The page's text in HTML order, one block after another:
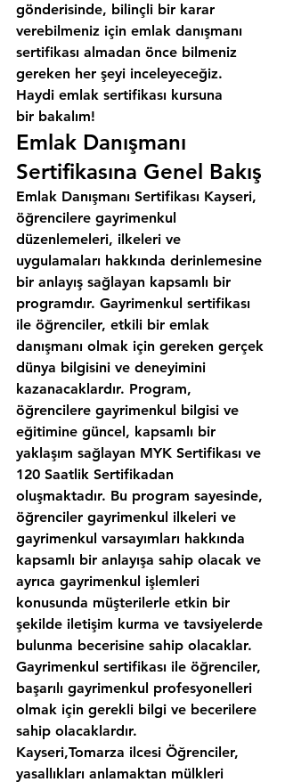
gönderisinde, bilinçli bir karar
verebilmeniz için emlak danışmanı
sertifikası almadan önce bilmeniz
gereken her şeyi inceleyeceğiz.
Haydi emlak sertifikası kursuna
bir bakalım!
Emlak Danışmanı
Sertifikasına Genel Bakış
Emlak Danışmanı Sertifikası Kayseri,
öğrencilere gayrimenkul
düzenlemeleri, ilkeleri ve
uygulamaları hakkında derinlemesine
bir anlayış sağlayan kapsamlı bir
programdır. Gayrimenkul sertifikası
ile öğrenciler, etkili bir emlak
danışmanı olmak için gereken gerçek
dünya bilgisini ve deneyimini
kazanacaklardır. Program,
öğrencilere gayrimenkul bilgisi ve
eğitimine güncel, kapsamlı bir
yaklaşım sağlayan MYK Sertifikası ve
120 Saatlik Sertifikadan
oluşmaktadır. Bu program sayesinde,
öğrenciler gayrimenkul ilkeleri ve
gayrimenkul varsayımları hakkında
kapsamlı bir anlayışa sahip olacak ve
ayrıca gayrimenkul işlemleri
konusunda müşterilerle etkin bir
şekilde iletişim kurma ve tavsiyelerde
bulunma becerisine sahip olacaklar.
Gayrimenkul sertifikası ile öğrenciler,
başarılı gayrimenkul profesyonelleri
olmak için gerekli bilgi ve becerilere
sahip olacaklardır.
Kayseri,Tomarza ilcesi Öğrenciler,
yasallıkları anlamaktan mülkleri